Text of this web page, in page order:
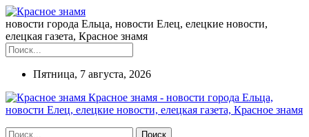
новости города Ельца, новости Елец, елецкие новости,
елецкая газета, Красное знамя
Пятница, 7 августа, 2026
Красное знамя - новости города Ельца,
новости Елец, елецкие новости, елецкая газета, Красное знамя